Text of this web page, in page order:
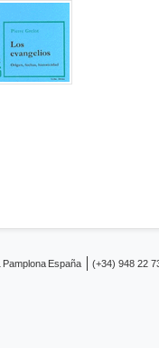
Pamplona España (+34) 948 22